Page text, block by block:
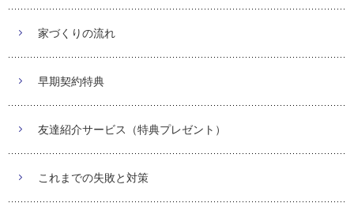
家づくりの流れ
早期契約特典
友達紹介サービス（特典プレゼント）
これまでの失敗と対策